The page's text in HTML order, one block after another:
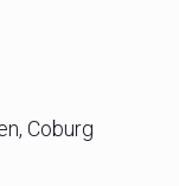
Coburg